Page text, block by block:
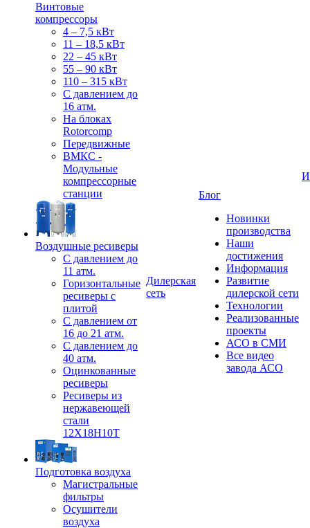
Винтовые
компрессоры
4 – 7,5 кВт
11 – 18,5 кВт
22 – 45 кВт
55 – 90 кВт
110 – 315 кВт
С давлением до
16 атм.
На блоках
Rotorcomp
Передвижные
ВМКС -
Модульные
компрессорные
станции
Воздушные ресиверы
С давлением до
11 атм.
Горизонтальные
ресиверы с
плитой
С давлением от
16 до 21 атм.
С давлением до
40 атм.
Оцинкованные
ресиверы
Ресиверы из
нержавеющей
стали
12Х18Н10Т
Подготовка воздуха
Магистральные
фильтры
Осушители
воздуха
Дилерская
сеть
Блог
Новинки
производства
Наши
достижения
Информация
Развитие
дилерской сети
Технологии
Реализованные
проекты
АСО в СМИ
Все видео
завода АСО